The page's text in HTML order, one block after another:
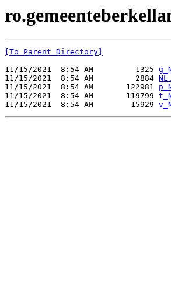
[To Parent Directory]
11/15/2021  8:54 AM         1325
11/15/2021  8:54 AM         2884
11/15/2021  8:54 AM       122981
11/15/2021  8:54 AM       119799
11/15/2021  8:54 AM        15929